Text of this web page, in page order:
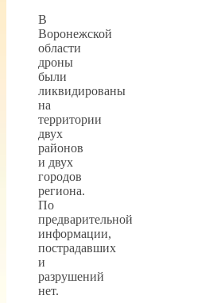
В
Воронежской
области
дроны
были
ликвидированы
на
территории
двух
районов
и двух
городов
региона.
По
предварительной
информации,
пострадавших
и
разрушений
нет.